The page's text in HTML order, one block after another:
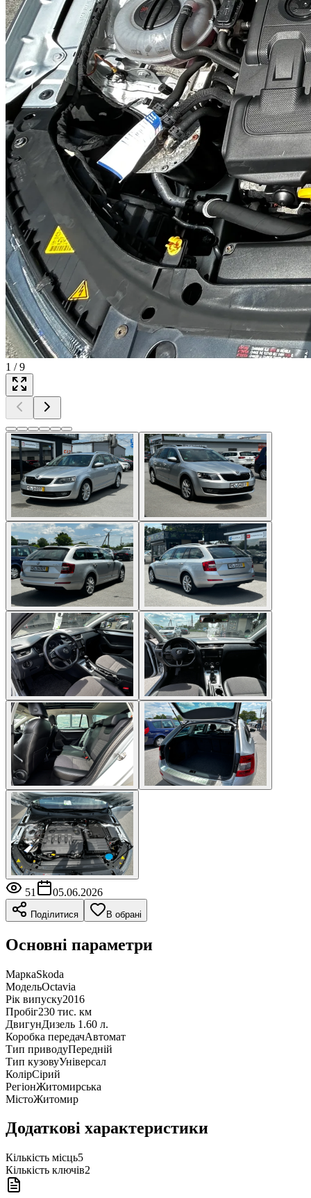
1 /9
51 05.06.2026
Поділитися В обрані
Основні параметри
МаркаSkoda
МодельOctavia
Рік випуску2016
Пробіг230 тис. км
ДвигунДизель 1.60 л.
Коробка передачАвтомат
Тип приводуПередній
Тип кузовуУніверсал
КолірСірий
РегіонЖитомирська
МістоЖитомир
Додаткові характеристики
Кількість місць5
Кількість ключів2